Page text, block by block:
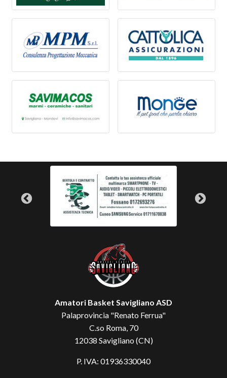
Amatori Basket Savigliano ASD
Palaprovincia "Renato Ferrua"
C.so Roma, 70
12038 Savigliano (CN)
P. IVA: 01936330040